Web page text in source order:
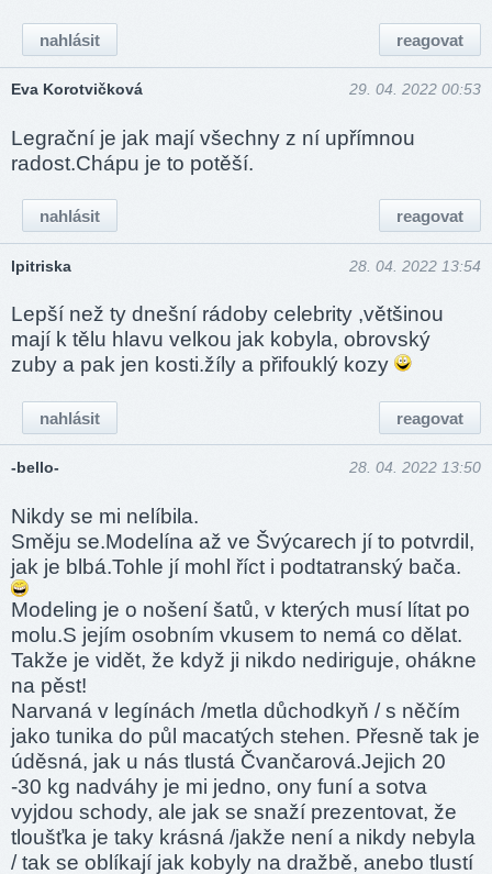
reagovat
nahlásit
Eva Korotvičková 29. 04. 2022 00:53
Legrační je jak mají všechny z ní upřímnou
radost.Chápu je to potěší.
reagovat
nahlásit
lpitriska 28. 04. 2022 13:54
Lepší než ty dnešní rádoby celebrity ,většinou
mají k tělu hlavu velkou jak kobyla, obrovský
zuby a pak jen kosti.žíly a přifouklý kozy
reagovat
nahlásit
-bello- 28. 04. 2022 13:50
Nikdy se mi nelíbila.
Směju se.Modelína až ve Švýcarech jí to potvrdil,
jak je blbá.Tohle jí mohl říct i podtatranský bača.
Modeling je o nošení šatů, v kterých musí lítat po
molu.S jejím osobním vkusem to nemá co dělat.
Takže je vidět, že když ji nikdo nediriguje, ohákne
na pěst!
Narvaná v legínách /metla důchodkyň / s něčím
jako tunika do půl macatých stehen. Přesně tak je
úděsná, jak u nás tlustá Čvančarová.Jejich 20
-30 kg nadváhy je mi jedno, ony funí a sotva
vyjdou schody, ale jak se snaží prezentovat, že
tloušťka je taky krásná /jakže není a nikdy nebyla
/ tak se oblíkají jak kobyly na dražbě, anebo tlustí